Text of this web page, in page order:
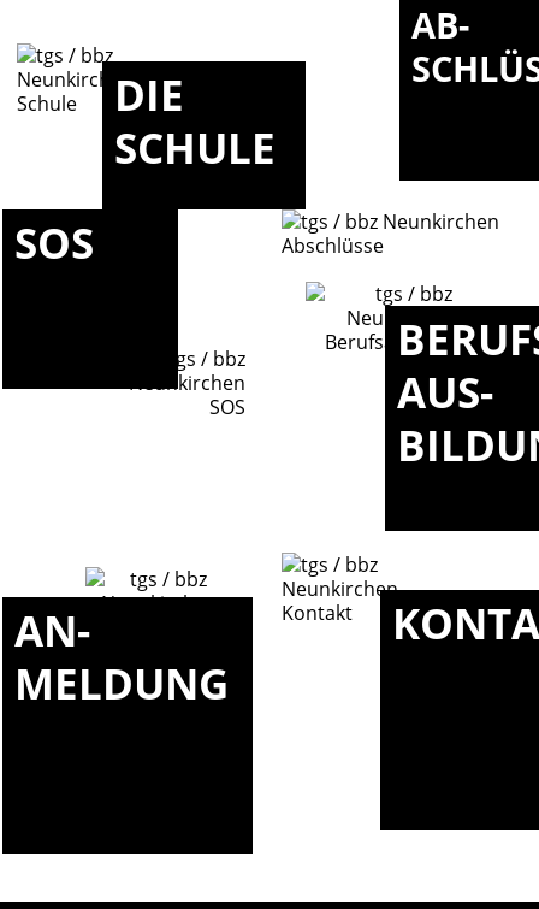
DIE
SCHULE
AB-
SOS
AUS-
AN-
MELDUNG